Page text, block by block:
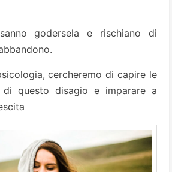
godersela e rischiano di
cercheremo di capire le
di questo disagio e imparare a